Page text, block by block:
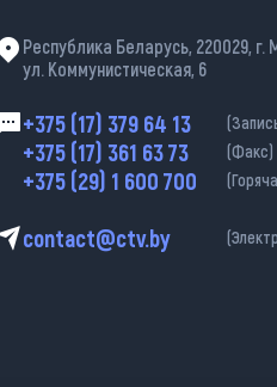
Республика Беларусь, 220029, г.
ул. Коммунистическая, 6
+375 (17) 379 64 13
+375 (17) 361 63 73 (Факс)
+375 (29) 1 600 700
contact@ctv.by